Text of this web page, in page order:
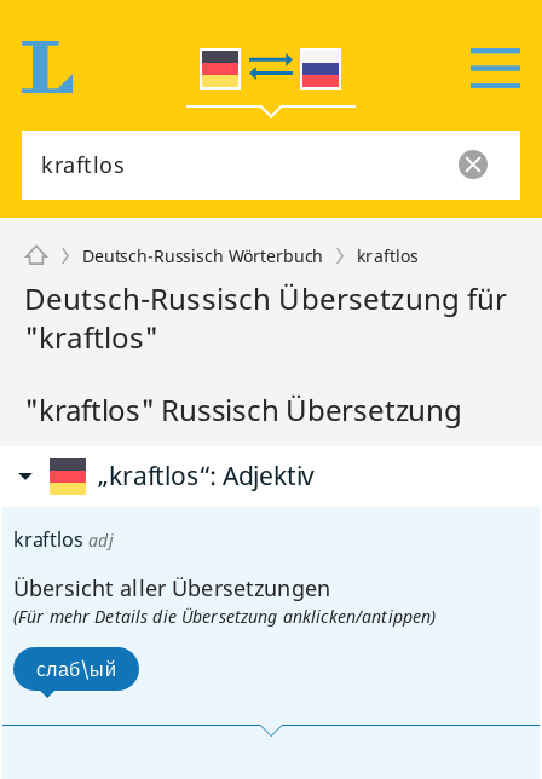
Deutsch-Russisch Wörterbuch kraftlos
Deutsch-Russisch Übersetzung für
"kraftlos"
"kraftlos" Russisch Übersetzung
„kraftlos“: Adjektiv
kraftlos adj
Übersicht aller Übersetzungen
(Für mehr Details die Übersetzung anklicken/antippen)
слаб\ый